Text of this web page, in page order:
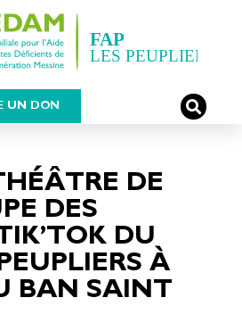
UN DON
DE
DES
DU
À
BAN SAINT